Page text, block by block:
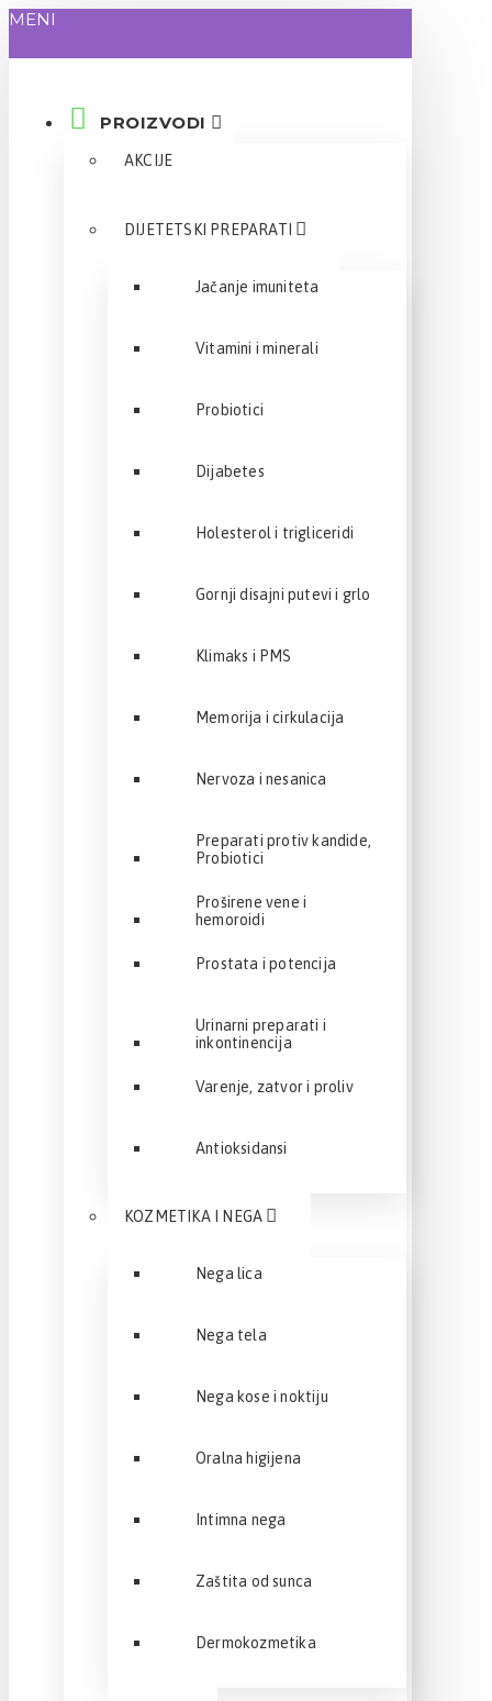
MENI
PROIZVODI
AKCIJE
DIJETETSKI PREPARATI
Jačanje imuniteta
Vitamini i minerali
Probiotici
Dijabetes
Holesterol i trigliceridi
Gornji disajni putevi i grlo
Klimaks i PMS
Memorija i cirkulacija
Nervoza i nesanica
Preparati protiv kandide,
Probiotici
Proširene vene i
hemoroidi
Prostata i potencija
Urinarni preparati i
inkontinencija
Varenje, zatvor i proliv
Antioksidansi
KOZMETIKA I NEGA
Nega lica
Nega tela
Nega kose i noktiju
Oralna higijena
Intimna nega
Zaštita od sunca
Dermokozmetika